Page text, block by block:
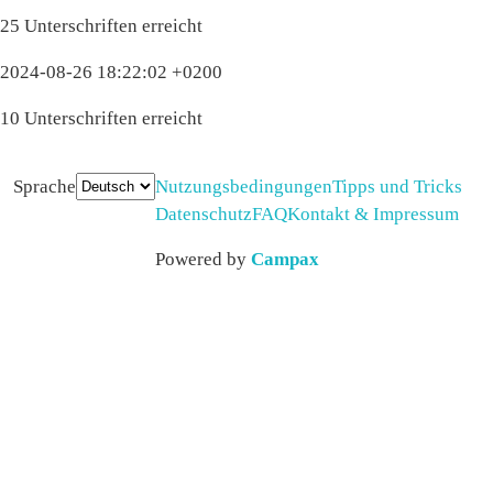
25 Unterschriften erreicht
2024-08-26 18:22:02 +0200
10 Unterschriften erreicht
Sprache NutzungsbedingungenTipps und Tricks
DatenschutzFAQKontakt & Impressum
Powered by Campax